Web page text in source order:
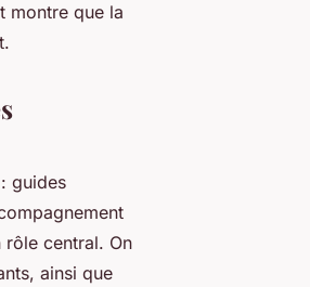
montre que la
guides
rôle central. On
ainsi que